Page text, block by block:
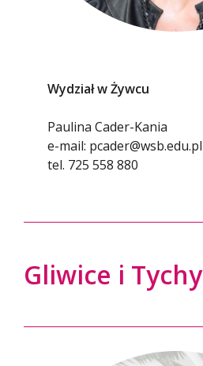
Wydział w Żywcu
Paulina Cader-Kania
e-mail: pcader@wsb.edu.pl
tel. 725 558 880
Gliwice i Tychy